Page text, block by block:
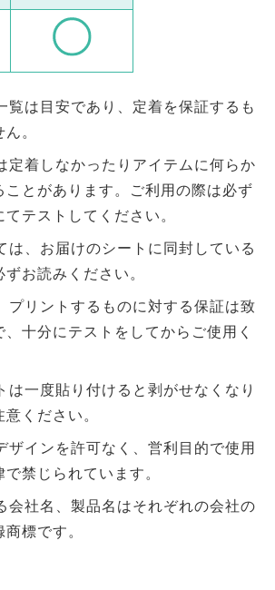
覧は目安であり、定着を保証するも
。
定着しなかったりアイテムに何らか
ことがあります。ご利用の際は必ず
テストしてください。
は、お届けのシートに同封している
お読みください。
プリントするものに対する保証は致
、十分にテストをしてからご使用く
は一度貼り付けると剥がせなくなり
ください。
ザインを許可なく、営利目的で使用
禁じられています。
会社名、製品名はそれぞれの会社の
標です。